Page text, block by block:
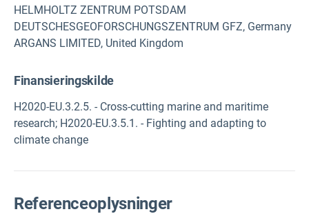
HELMHOLTZ ZENTRUM POTSDAM
DEUTSCHESGEOFORSCHUNGSZENTRUM GFZ, Germany
ARGANS LIMITED, United Kingdom
Finansieringskilde
H2020-EU.3.2.5. - Cross-cutting marine and maritime
research; H2020-EU.3.5.1. - Fighting and adapting to
climate change
Referenceoplysninger